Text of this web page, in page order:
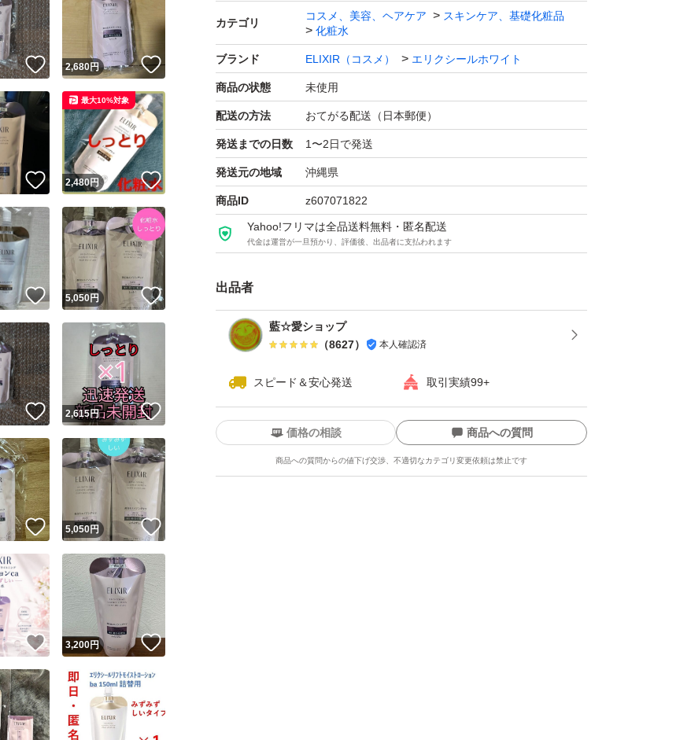
コメントくださいませ。
ご購入日の翌日までには発送いたしますが、
配送の状況によっては、
到着まで一週間ほどかかる場合がございます。
どうかご了承くださいませ。
ご覧いただきありがとうございます。
どうぞよろしくお願いいたします。
タイプ）詰替/150ml
ブランド：ELIXIR（コスメ） エリクシールホワイト
化粧水種類：一般化粧水
成分：コラーゲン
使用感：保湿 肌のハリ、弾力
ジャンル：ラグジュアリー
本体/詰め替え：詰め替え
カテゴリ
コスメ、美容、ヘアケア
スキンケア、基礎化粧品
化粧水
ブランド ELIXIR（コスメ） エリクシールホワイト
商品の状態 未使用
配送の方法 おてがる配送（日本郵便）
発送までの日数 1〜2日で発送
発送元の地域 沖縄県
商品ID z607071822
Yahoo!フリマは全品送料無料・匿名配送
代金は運営が一旦預かり、評価後、出品者に支払われます
出品者
藍☆愛ショップ
（8627） 本人確認済
スピード＆安心発送 取引実績99+
ユーザーの実績について
定めた一定の基準を満たしたユーザーにバッジを付与しています
者 Yahoo!フリマの基準をクリアした安心・安全なユーザーです
このユーザーはYahoo!フリマの取引を完了させた実績があります
価格の相談 商品への質問
商品への質問からの値下げ交渉、不適切なカテゴリ変更依頼は禁止です
この商品の情報をコピーします
の無断転載は禁止されています
1商品につき1回 です
いいね！
2,680円 いいね！
いいね！
2,480円
最大10%対象
いいね！
5,050円 いいね！
いいね！
2,615円
いいね！
5,050円
いいね！
3,200円 いいね！